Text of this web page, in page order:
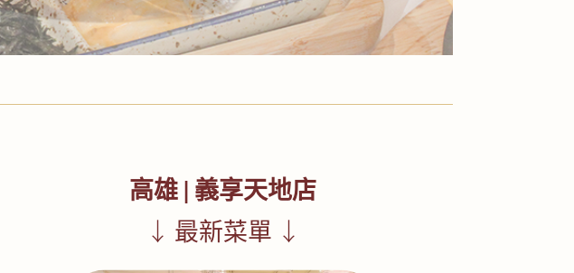
高雄 | 義享天地店
↓ 最新菜單 ↓